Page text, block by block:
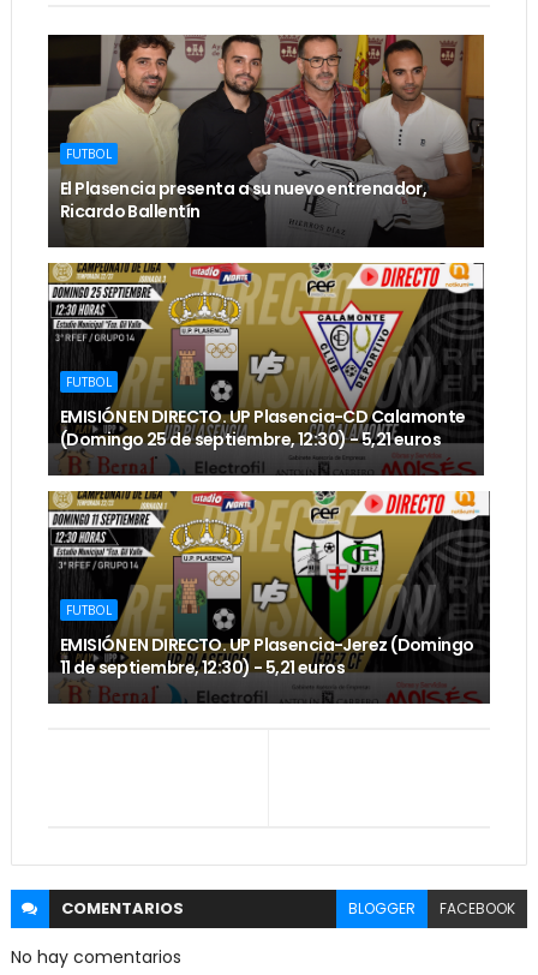
FUTBOL
El Plasencia presenta a su nuevo entrenador,
Ricardo Ballentín
FUTBOL
EMISIÓN EN DIRECTO. UP Plasencia-CD Calamonte
(Domingo 25 de septiembre, 12:30) - 5,21 euros
FUTBOL
EMISIÓN EN DIRECTO. UP Plasencia-Jerez (Domingo
11 de septiembre, 12:30) - 5,21 euros
COMENTARIOS BLOGGER FACEBOOK
No hay comentarios